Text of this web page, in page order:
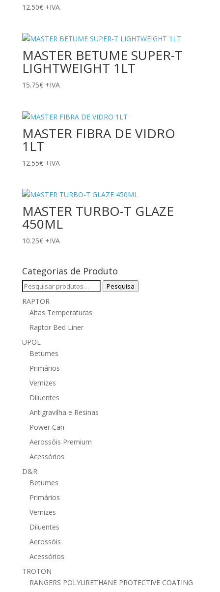
12.50€ +IVA
MASTER BETUME SUPER-T
LIGHTWEIGHT 1LT
15.75€ +IVA
MASTER FIBRA DE VIDRO
1LT
12.55€ +IVA
MASTER TURBO-T GLAZE
450ML
10.25€ +IVA
Categorias de Produto
Pesquisar
por:
Pesquisa
RAPTOR
Altas Temperaturas
Raptor Bed Liner
UPOL
Betumes
Primários
Vernizes
Diluentes
Antigravilha e Resinas
Power Can
Aerossóis Premium
Acessórios
D&R
Betumes
Primários
Vernizes
Diluentes
Aerossóis
Acessórios
TROTON
RANGERS POLYURETHANE PROTECTIVE COATING